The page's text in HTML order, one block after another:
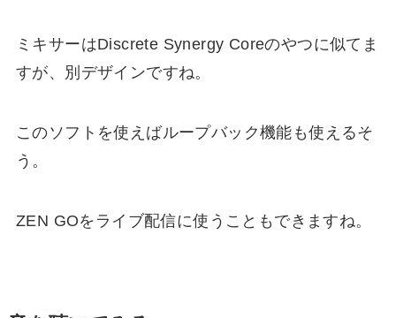
ミキサーはDiscrete Synergy Coreのやつに似てま
すが、別デザインですね。
このソフトを使えばループバック機能も使えるそ
う。
ZEN GOをライブ配信に使うこともできますね。